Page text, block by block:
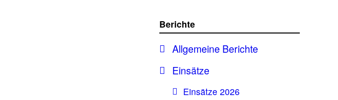
Berichte
Allgemeine Berichte
Einsätze
Einsätze 2026